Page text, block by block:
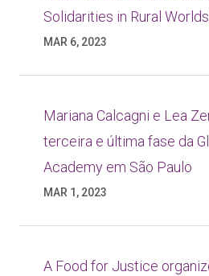
Solidarities in Rural
MAR 6, 2023
Mariana Calcagni e Lea
terceira e última fase da
Academy em São Paulo
MAR 1, 2023
A Food for Justice